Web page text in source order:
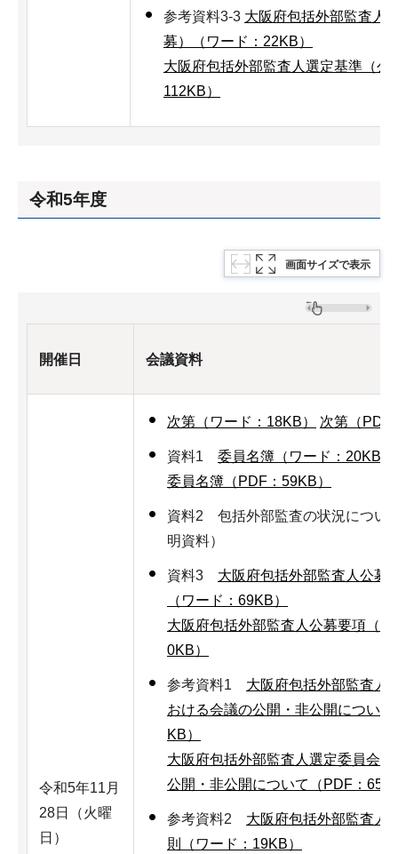
参考資料3-3 大阪府包括外部監査人
募）（ワード：22KB）
大阪府包括外部監査人選定基準（公
112KB）
令和5年度
画面サイズで表示
開催日 会議資料
令和5年11月
28日（火曜
日）
次第（ワード：18KB） 次第（PDF
資料1 委員名簿（ワード：20KB）
委員名簿（PDF：59KB）
資料2 包括外部監査の状況につい
明資料）
資料3 大阪府包括外部監査人公募
（ワード：69KB）
大阪府包括外部監査人公募要項（
0KB）
参考資料1 大阪府包括外部監査人
おける会議の公開・非公開につい
KB）
大阪府包括外部監査人選定委員会
公開・非公開について（PDF：
参考資料2 大阪府包括外部監査人
則（ワード：19KB）